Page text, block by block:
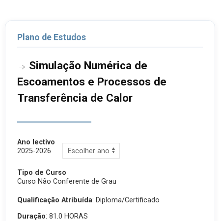
Plano de Estudos
Simulação Numérica de
Escoamentos e Processos de
Transferência de Calor
Ano lectivo
2025-2026
Tipo de Curso
Curso Não Conferente de Grau
Qualificação Atribuída: Diploma/Certificado
Duração: 81.0 HORAS